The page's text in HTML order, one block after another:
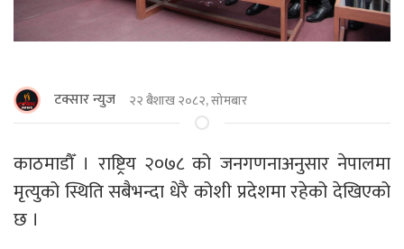
टक्सार न्युज २२ बैशाख २०८२, सोमबार
काठमाडाैँ । राष्ट्रिय २०७८ को जनगणनाअनुसार नेपालमा
मृत्युको स्थिति सबैभन्दा धेरै कोशी प्रदेशमा रहेको देखिएको
छ ।